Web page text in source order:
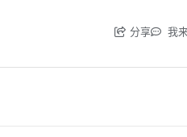
分享 我